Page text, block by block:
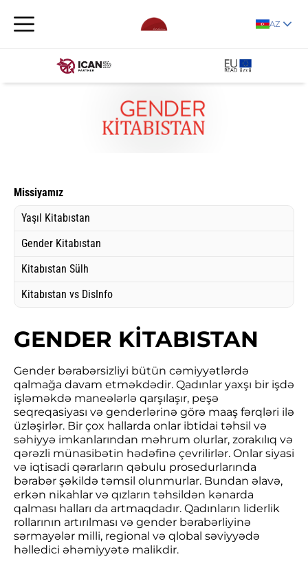
AZ
Missiyamız
Yaşıl Kitabıstan
Gender Kitabıstan
Kitabıstan Sülh
Kitabıstan vs DisInfo
GENDER KİTABISTAN
Gender bərabərsizliyi bütün cəmiyyətlərdə
qalmağa davam etməkdədir. Qadınlar yaxşı bir işdə
işləməkdə maneələrlə qarşılaşır, peşə
seqreqasiyası və genderlərinə görə maaş fərqləri ilə
üzləşirlər. Bir çox hallarda onlar ibtidai təhsil və
səhiyyə imkanlarından məhrum olurlar, zorakılıq və
qərəzli münasibətin hədəfinə çevrilirlər. Onlar siyasi
və iqtisadi qərarların qəbulu prosedurlarında
bərabər şəkildə təmsil olunmurlar. Bundan əlavə,
erkən nikahlar və qızların təhsildən kənarda
qalması halları da artmaqdadır. Qadınların liderlik
rollarının artırılması və gender bərabərliyinə
sərmayələr milli, regional və qlobal səviyyədə
həlledici əhəmiyyətə malikdir.